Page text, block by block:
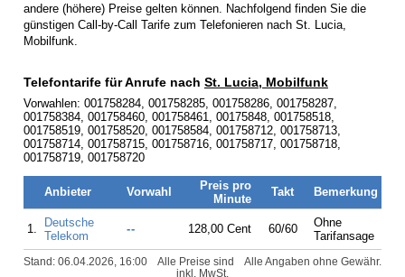
andere (höhere) Preise gelten können. Nachfolgend finden Sie die
günstigen Call-by-Call Tarife zum Telefonieren nach St. Lucia,
Mobilfunk.
Telefontarife für Anrufe nach St. Lucia, Mobilfunk
Vorwahlen: 001758284, 001758285, 001758286, 001758287,
001758384, 001758460, 001758461, 00175848, 001758518,
001758519, 001758520, 001758584, 001758712, 001758713,
001758714, 001758715, 001758716, 001758717, 001758718,
001758719, 001758720
Anbieter Vorwahl
Preis pro
Minute
Takt Bemerkung
1.
Deutsche
Telekom
-- 128,00 Cent 60/60
Ohne
Tarifansage
Stand: 06.04.2026, 16:00 Alle Angaben ohne Gewähr.
Alle Preise sind
inkl. MwSt.